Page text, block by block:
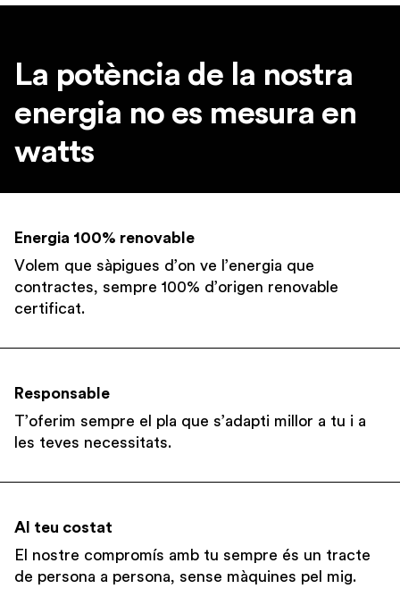
La potència de la nostra
energia no es mesura en
watts
Energia 100% renovable
Volem que sàpigues d’on ve l’energia que
contractes, sempre 100% d’origen renovable
certificat.
Responsable
T’oferim sempre el pla que s’adapti millor a tu i a
les teves necessitats.
Al teu costat
El nostre compromís amb tu sempre és un tracte
de persona a persona, sense màquines pel mig.